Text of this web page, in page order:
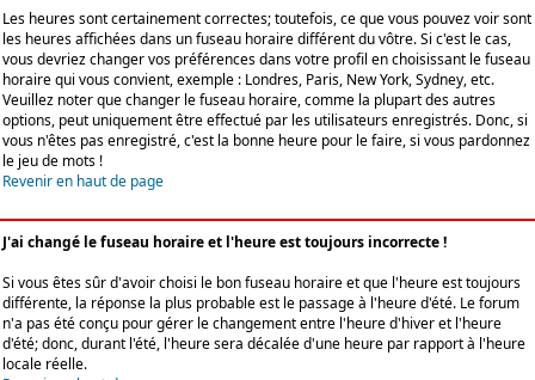
Les heures sont certainement correctes; toutefois, ce que vous pouvez voir sont
les heures affichées dans un fuseau horaire différent du vôtre. Si c'est le cas,
vous devriez changer vos préférences dans votre profil en choisissant le fuseau
horaire qui vous convient, exemple : Londres, Paris, New York, Sydney, etc.
Veuillez noter que changer le fuseau horaire, comme la plupart des autres
options, peut uniquement être effectué par les utilisateurs enregistrés. Donc, si
vous n'êtes pas enregistré, c'est la bonne heure pour le faire, si vous pardonnez
le jeu de mots !
Revenir en haut de page
J'ai changé le fuseau horaire et l'heure est toujours incorrecte !
Si vous êtes sûr d'avoir choisi le bon fuseau horaire et que l'heure est toujours
différente, la réponse la plus probable est le passage à l'heure d'été. Le forum
n'a pas été conçu pour gérer le changement entre l'heure d'hiver et l'heure
d'été; donc, durant l'été, l'heure sera décalée d'une heure par rapport à l'heure
locale réelle.